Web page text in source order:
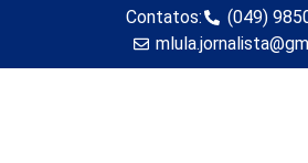
Contatos:
(049)